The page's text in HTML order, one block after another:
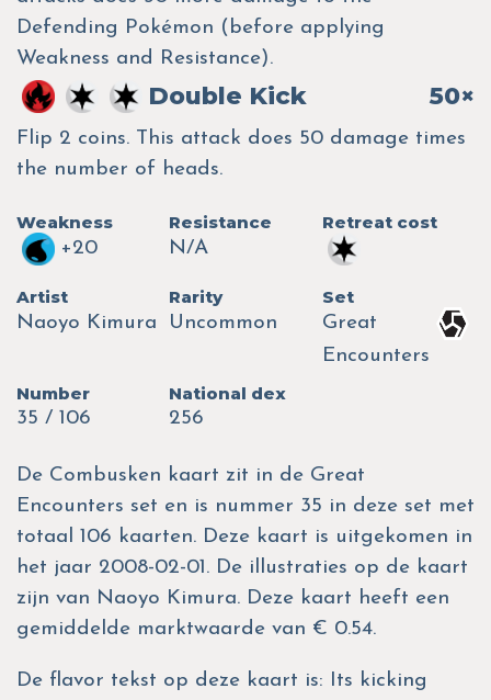
Defending Pokémon (before applying
Weakness and Resistance).
Double Kick 50×
Flip 2 coins. This attack does 50 damage times
the number of heads.
Weakness
+20
Resistance
N/A
Retreat cost
Artist
Naoyo Kimura
Rarity
Uncommon
Set
Great
Encounters
Number
35 / 106
National dex
256
De Combusken kaart zit in de Great
Encounters set en is nummer 35 in deze set met
totaal 106 kaarten. Deze kaart is uitgekomen in
het jaar 2008-02-01. De illustraties op de kaart
zijn van Naoyo Kimura. Deze kaart heeft een
gemiddelde marktwaarde van € 0.54.
De flavor tekst op deze kaart is: Its kicking